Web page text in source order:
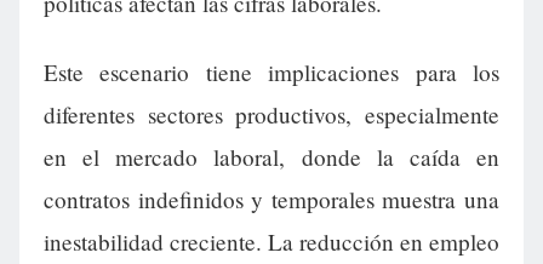
Este escenario tiene implicaciones para los
diferentes sectores productivos, especialmente
en el mercado laboral, donde la caída en
contratos indefinidos y temporales muestra una
inestabilidad creciente. La reducción en empleo